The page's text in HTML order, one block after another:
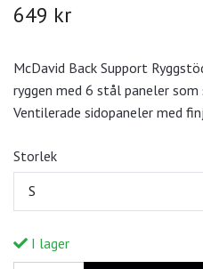
649 kr
McDavid Back Support
ryggen med 6 stål paneler som
Ventilerade sidopaneler med
Storlek
S
I lager